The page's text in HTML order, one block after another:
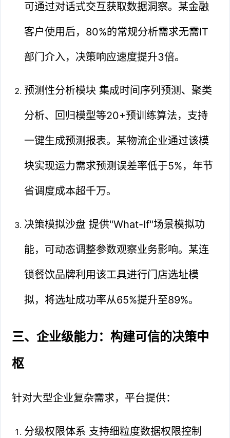
可通过对话式交互获取数据洞察。某金融
客户使用后，80%的常规分析需求无需IT
部门介入，决策响应速度提升3倍。
预测性分析模块 集成时间序列预测、聚类
分析、回归模型等20+预训练算法，支持
一键生成预测报表。某物流企业通过该模
块实现运力需求预测误差率低于5%，年节
省调度成本超千万。
决策模拟沙盘 提供"What-If"场景模拟功
能，可动态调整参数观察业务影响。某连
锁餐饮品牌利用该工具进行门店选址模
拟，将选址成功率从65%提升至89%。
三、企业级能力：构建可信的决策中
枢
针对大型企业复杂需求，平台提供：
分级权限体系 支持细粒度数据权限控制